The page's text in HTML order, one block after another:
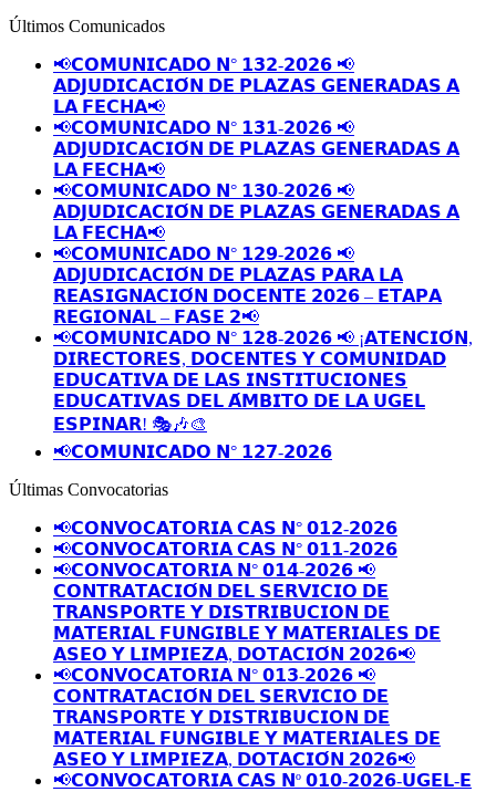
Últimos Comunicados
📢𝗖𝗢𝗠𝗨𝗡𝗜𝗖𝗔𝗗𝗢 𝗡° 𝟭𝟯𝟮-𝟮𝟬𝟮𝟲 📢
𝗔𝗗𝗝𝗨𝗗𝗜𝗖𝗔𝗖𝗜𝗢́𝗡 𝗗𝗘 𝗣𝗟𝗔𝗭𝗔𝗦 𝗚𝗘𝗡𝗘𝗥𝗔𝗗𝗔𝗦 𝗔
𝗟𝗔 𝗙𝗘𝗖𝗛𝗔📢
📢𝗖𝗢𝗠𝗨𝗡𝗜𝗖𝗔𝗗𝗢 𝗡° 𝟭𝟯𝟭-𝟮𝟬𝟮𝟲 📢
𝗔𝗗𝗝𝗨𝗗𝗜𝗖𝗔𝗖𝗜𝗢́𝗡 𝗗𝗘 𝗣𝗟𝗔𝗭𝗔𝗦 𝗚𝗘𝗡𝗘𝗥𝗔𝗗𝗔𝗦 𝗔
𝗟𝗔 𝗙𝗘𝗖𝗛𝗔📢
📢𝗖𝗢𝗠𝗨𝗡𝗜𝗖𝗔𝗗𝗢 𝗡° 𝟭𝟯𝟬-𝟮𝟬𝟮𝟲 📢
𝗔𝗗𝗝𝗨𝗗𝗜𝗖𝗔𝗖𝗜𝗢́𝗡 𝗗𝗘 𝗣𝗟𝗔𝗭𝗔𝗦 𝗚𝗘𝗡𝗘𝗥𝗔𝗗𝗔𝗦 𝗔
𝗟𝗔 𝗙𝗘𝗖𝗛𝗔📢
📢𝗖𝗢𝗠𝗨𝗡𝗜𝗖𝗔𝗗𝗢 𝗡° 𝟭𝟮𝟵-𝟮𝟬𝟮𝟲 📢
𝗔𝗗𝗝𝗨𝗗𝗜𝗖𝗔𝗖𝗜𝗢́𝗡 𝗗𝗘 𝗣𝗟𝗔𝗭𝗔𝗦 𝗣𝗔𝗥𝗔 𝗟𝗔
𝗥𝗘𝗔𝗦𝗜𝗚𝗡𝗔𝗖𝗜𝗢́𝗡 𝗗𝗢𝗖𝗘𝗡𝗧𝗘 𝟮𝟬𝟮𝟲 – 𝗘𝗧𝗔𝗣𝗔
𝗥𝗘𝗚𝗜𝗢𝗡𝗔𝗟 – 𝗙𝗔𝗦𝗘 𝟮📢
📢𝗖𝗢𝗠𝗨𝗡𝗜𝗖𝗔𝗗𝗢 𝗡° 𝟭𝟮𝟴-𝟮𝟬𝟮𝟲 📢 ¡𝗔𝗧𝗘𝗡𝗖𝗜𝗢́𝗡,
𝗗𝗜𝗥𝗘𝗖𝗧𝗢𝗥𝗘𝗦, 𝗗𝗢𝗖𝗘𝗡𝗧𝗘𝗦 𝗬 𝗖𝗢𝗠𝗨𝗡𝗜𝗗𝗔𝗗
𝗘𝗗𝗨𝗖𝗔𝗧𝗜𝗩𝗔 𝗗𝗘 𝗟𝗔𝗦 𝗜𝗡𝗦𝗧𝗜𝗧𝗨𝗖𝗜𝗢𝗡𝗘𝗦
𝗘𝗗𝗨𝗖𝗔𝗧𝗜𝗩𝗔𝗦 𝗗𝗘𝗟 𝗔́𝗠𝗕𝗜𝗧𝗢 𝗗𝗘 𝗟𝗔 𝗨𝗚𝗘𝗟
𝗘𝗦𝗣𝗜𝗡𝗔𝗥! 🎭🎶🎨
📢𝗖𝗢𝗠𝗨𝗡𝗜𝗖𝗔𝗗𝗢 𝗡° 𝟭𝟮𝟳-𝟮𝟬𝟮𝟲
Últimas Convocatorias
📢𝗖𝗢𝗡𝗩𝗢𝗖𝗔𝗧𝗢𝗥𝗜𝗔 𝗖𝗔𝗦 𝗡° 𝟬𝟭𝟮-𝟮𝟬𝟮𝟲
📢𝗖𝗢𝗡𝗩𝗢𝗖𝗔𝗧𝗢𝗥𝗜𝗔 𝗖𝗔𝗦 𝗡° 𝟬𝟭𝟭-𝟮𝟬𝟮𝟲
📢𝗖𝗢𝗡𝗩𝗢𝗖𝗔𝗧𝗢𝗥𝗜𝗔 𝗡° 𝟬𝟭𝟰-𝟮𝟬𝟮𝟲 📢
𝗖𝗢𝗡𝗧𝗥𝗔𝗧𝗔𝗖𝗜𝗢́𝗡 𝗗𝗘𝗟 𝗦𝗘𝗥𝗩𝗜𝗖𝗜𝗢 𝗗𝗘
𝗧𝗥𝗔𝗡𝗦𝗣𝗢𝗥𝗧𝗘 𝗬 𝗗𝗜𝗦𝗧𝗥𝗜𝗕𝗨𝗖𝗜𝗢𝗡 𝗗𝗘
𝗠𝗔𝗧𝗘𝗥𝗜𝗔𝗟 𝗙𝗨𝗡𝗚𝗜𝗕𝗟𝗘 𝗬 𝗠𝗔𝗧𝗘𝗥𝗜𝗔𝗟𝗘𝗦 𝗗𝗘
𝗔𝗦𝗘𝗢 𝗬 𝗟𝗜𝗠𝗣𝗜𝗘𝗭𝗔, 𝗗𝗢𝗧𝗔𝗖𝗜𝗢́𝗡 𝟮𝟬𝟮𝟲📢
📢𝗖𝗢𝗡𝗩𝗢𝗖𝗔𝗧𝗢𝗥𝗜𝗔 𝗡° 𝟬𝟭𝟯-𝟮𝟬𝟮𝟲 📢
𝗖𝗢𝗡𝗧𝗥𝗔𝗧𝗔𝗖𝗜𝗢́𝗡 𝗗𝗘𝗟 𝗦𝗘𝗥𝗩𝗜𝗖𝗜𝗢 𝗗𝗘
𝗧𝗥𝗔𝗡𝗦𝗣𝗢𝗥𝗧𝗘 𝗬 𝗗𝗜𝗦𝗧𝗥𝗜𝗕𝗨𝗖𝗜𝗢𝗡 𝗗𝗘
𝗠𝗔𝗧𝗘𝗥𝗜𝗔𝗟 𝗙𝗨𝗡𝗚𝗜𝗕𝗟𝗘 𝗬 𝗠𝗔𝗧𝗘𝗥𝗜𝗔𝗟𝗘𝗦 𝗗𝗘
𝗔𝗦𝗘𝗢 𝗬 𝗟𝗜𝗠𝗣𝗜𝗘𝗭𝗔, 𝗗𝗢𝗧𝗔𝗖𝗜𝗢́𝗡 𝟮𝟬𝟮𝟲📢
📢𝗖𝗢𝗡𝗩𝗢𝗖𝗔𝗧𝗢𝗥𝗜𝗔 𝗖𝗔𝗦 𝗡º 𝟬𝟭𝟬-𝟮𝟬𝟮𝟲-𝗨𝗚𝗘𝗟-𝗘